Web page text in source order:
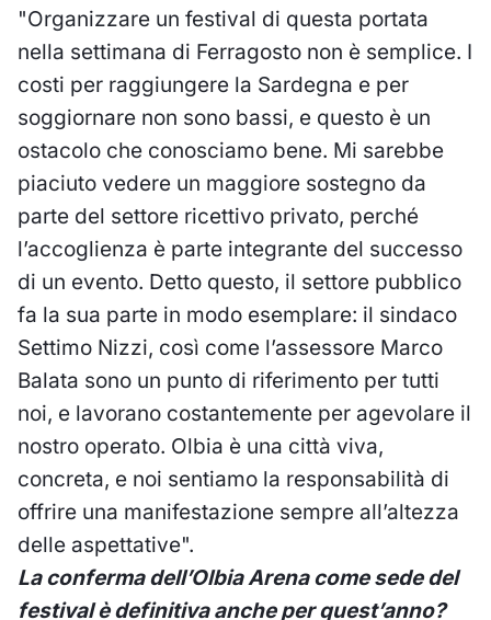
"Organizzare un festival di questa portata
nella settimana di Ferragosto non è semplice. I
costi per raggiungere la Sardegna e per
soggiornare non sono bassi, e questo è un
ostacolo che conosciamo bene. Mi sarebbe
piaciuto vedere un maggiore sostegno da
parte del settore ricettivo privato, perché
l’accoglienza è parte integrante del successo
di un evento. Detto questo, il settore pubblico
fa la sua parte in modo esemplare: il sindaco
Settimo Nizzi, così come l’assessore Marco
Balata sono un punto di riferimento per tutti
noi, e lavorano costantemente per agevolare il
nostro operato. Olbia è una città viva,
concreta, e noi sentiamo la responsabilità di
offrire una manifestazione sempre all’altezza
delle aspettative".
La conferma dell’Olbia Arena come sede del
festival è definitiva anche per quest’anno?